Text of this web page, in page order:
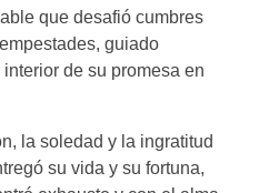
que desafió cumbres
guiado
de su promesa en
la soledad y la ingratitud
su vida y su fortuna,